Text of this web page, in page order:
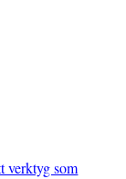
verktyg som